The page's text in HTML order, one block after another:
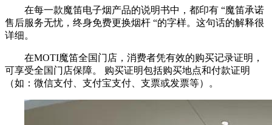
在每一款魔笛电子烟产品的说明书中，都印有 “魔笛承诺
售后服务无忧，终身免费更换烟杆 “的字样。这句话的解释很
详细。
在MOTI魔笛全国门店，消费者凭有效的购买记录证明，
可享受全国门店保障。 购买证明包括购买地点和付款证明
（如：微信支付、支付宝支付、支票或发票等）。